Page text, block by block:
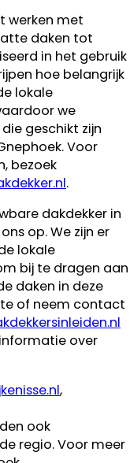
werken met
daken tot
in het gebruik
hoe belangrijk
lokale
we
geschikt zijn
Voor
bezoek
.
dakdekker in
op. We zijn er
lokale
bij te dragen aan
daken in deze
of neem contact
over
,
ook
regio. Voor meer